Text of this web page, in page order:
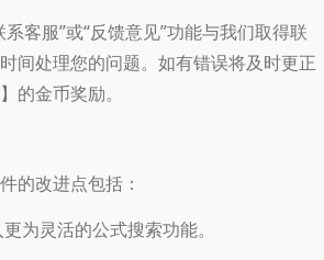
客服”或“反馈意见”功能与我们取得联
间处理您的问题。如有错误将及时更正
的金币奖励。
的改进点包括：
为灵活的公式搜索功能。